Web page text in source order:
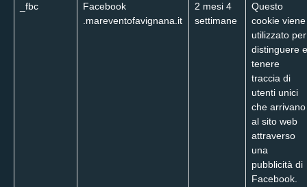
_fbc
Facebook
.mareventofavignana.it
2 mesi 4
settimane
Questo
cookie viene
utilizzato per
distinguere e
tenere
traccia di
utenti unici
che arrivano
al sito web
attraverso
una
pubblicità di
Facebook.